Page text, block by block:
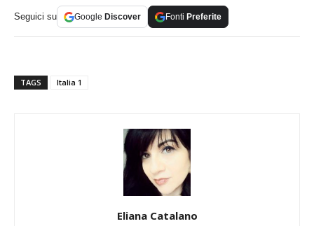
Seguici su Google Discover Fonti Preferite
TAGS Italia 1
Eliana Catalano